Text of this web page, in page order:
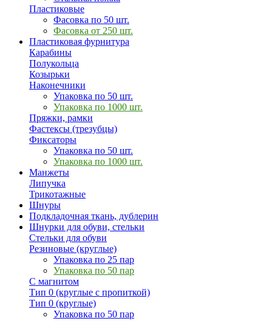
Пластиковые
Фасовка по 50 шт.
Фасовка от 250 шт.
Пластиковая фурнитура
Карабины
Полукольца
Козырьки
Наконечники
Упаковка по 50 шт.
Упаковка по 1000 шт.
Пряжки, рамки
Фастексы (трезубцы)
Фиксаторы
Упаковка по 50 шт.
Упаковка по 1000 шт.
Манжеты
Липучка
Трикотажные
Шнуры
Подкладочная ткань, дублерин
Шнурки для обуви, стельки
Стельки для обуви
Резиновые (круглые)
Упаковка по 25 пар
Упаковка по 50 пар
С магнитом
Тип 0 (круглые с пропиткой)
Тип 0 (круглые)
Упаковка по 50 пар